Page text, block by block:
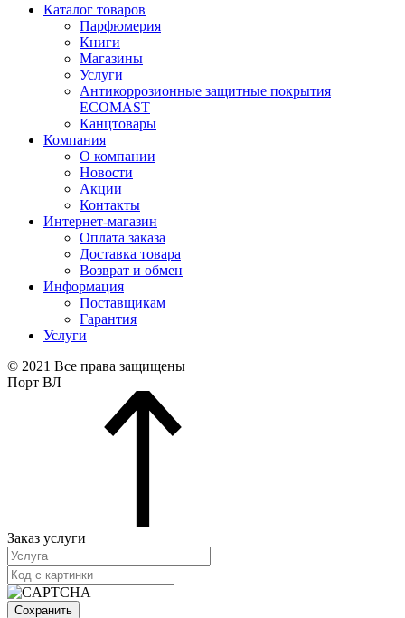
Каталог товаров
Парфюмерия
Книги
Магазины
Услуги
Антикоррозионные защитные покрытия
ECOMAST
Канцтовары
Компания
О компании
Новости
Акции
Контакты
Интернет-магазин
Оплата заказа
Доставка товара
Возврат и обмен
Информация
Поставщикам
Гарантия
Услуги
© 2021 Все права защищены
Порт ВЛ
Заказ услуги
Сохранить